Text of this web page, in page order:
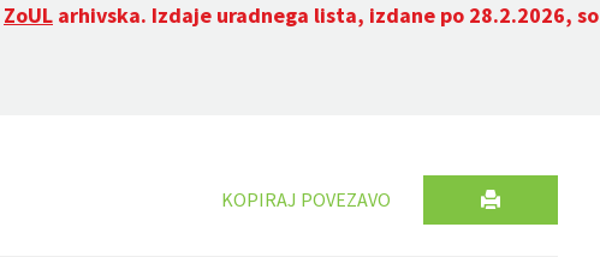
ZoUL arhivska. Izdaje uradnega lista, izdane po 28.2.2026, so
KOPIRAJ POVEZAVO